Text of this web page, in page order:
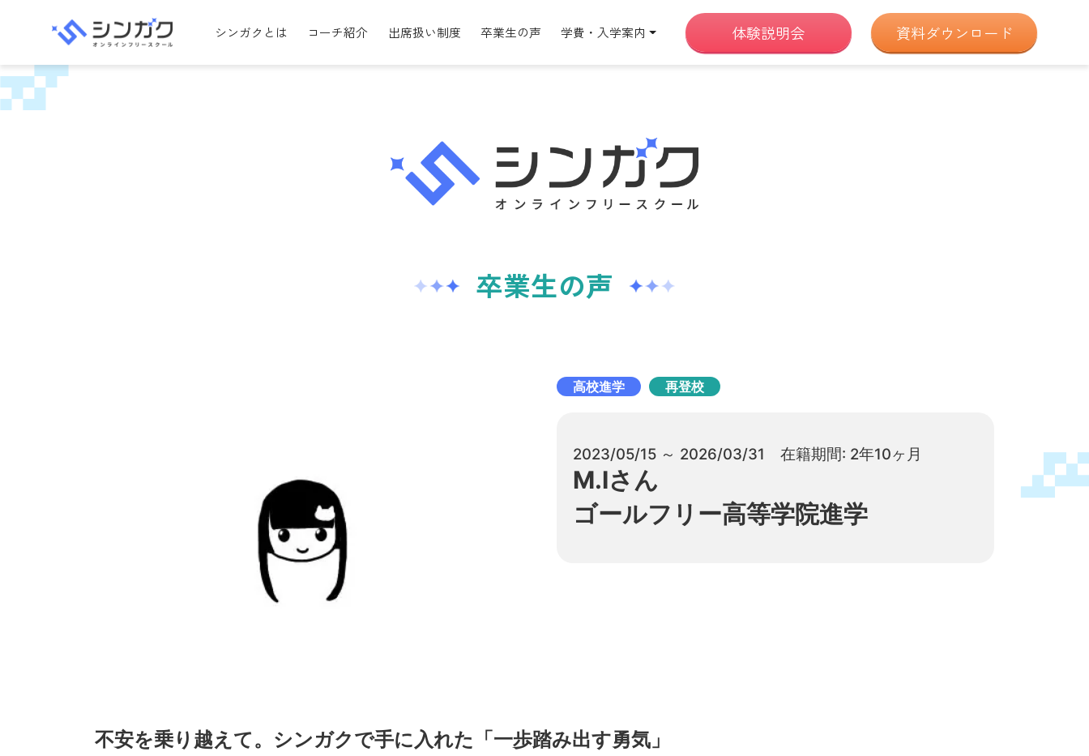
シンガクとは コーチ紹介 出席扱い制度 卒業生の声 学費・入学案内 体験説明会 資料ダウンロード
卒業生の声
高校進学 再登校
2023/05/15 ～ 2026/03/31 在籍期間: 2年10ヶ月
M.Iさん
ゴールフリー高等学院進学
不安を乗り越えて。シンガクで手に入れた「一歩踏み出す勇気」